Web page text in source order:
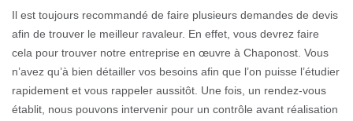
Il est toujours recommandé de faire plusieurs demandes de devis
afin de trouver le meilleur ravaleur. En effet, vous devrez faire
cela pour trouver notre entreprise en œuvre à Chaponost. Vous
n’avez qu’à bien détailler vos besoins afin que l’on puisse l’étudier
rapidement et vous rappeler aussitôt. Une fois, un rendez-vous
établit, nous pouvons intervenir pour un contrôle avant réalisation